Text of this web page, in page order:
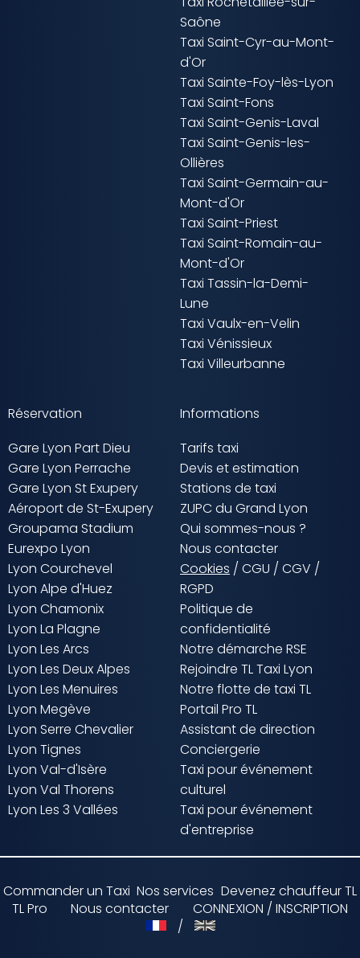
Saône
Taxi Saint-Cyr-au-Mont-
d'Or
Taxi Sainte-Foy-lès-Lyon
Taxi Saint-Fons
Taxi Saint-Genis-Laval
Taxi Saint-Genis-les-
Ollières
Taxi Saint-Germain-au-
Mont-d'Or
Taxi Saint-Priest
Taxi Saint-Romain-au-
Mont-d'Or
Taxi Tassin-la-Demi-
Lune
Taxi Vaulx-en-Velin
Taxi Vénissieux
Taxi Villeurbanne
Réservation
Gare Lyon Part Dieu
Gare Lyon Perrache
Gare Lyon St Exupery
Aéroport de St-Exupery
Groupama Stadium
Eurexpo Lyon
Lyon Courchevel
Lyon Alpe d'Huez
Lyon Chamonix
Lyon La Plagne
Lyon Les Arcs
Lyon Les Deux Alpes
Lyon Les Menuires
Lyon Megève
Lyon Serre Chevalier
Lyon Tignes
Lyon Val-d'Isère
Lyon Val Thorens
Lyon Les 3 Vallées
Informations
Tarifs taxi
Devis et estimation
Stations de taxi
ZUPC du Grand Lyon
Qui sommes-nous ?
Nous contacter
Cookies / CGU / CGV /
RGPD
Politique de
confidentialité
Notre démarche RSE
Rejoindre TL Taxi Lyon
Notre flotte de taxi TL
Portail Pro TL
Assistant de direction
Conciergerie
Taxi pour événement
culturel
Taxi pour événement
d'entreprise
Commander un Taxi Nos services Devenez chauffeur TL
TL Pro
Nous contacter
CONNEXION / INSCRIPTION
/